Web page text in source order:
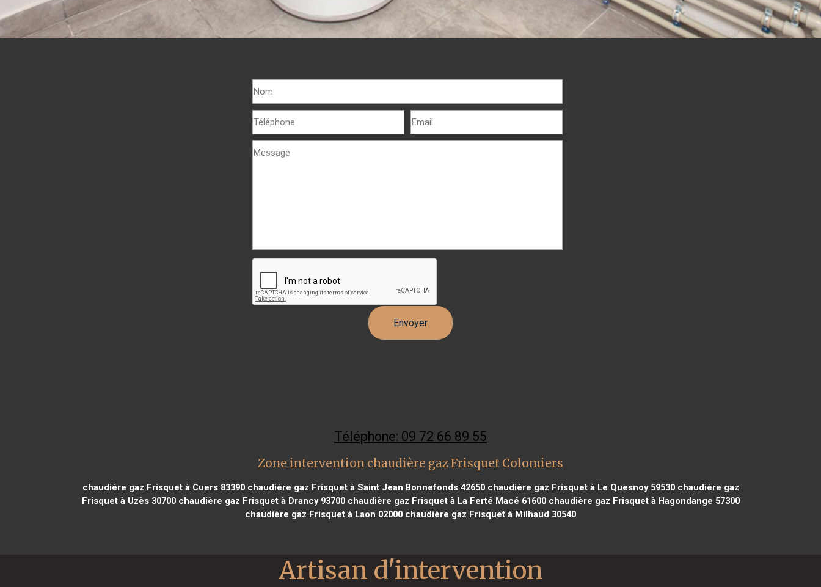
Téléphone: 09 72 66 89 55
Zone intervention chaudière gaz Frisquet Colomiers
chaudière gaz Frisquet à Cuers 83390chaudière gaz Frisquet à Saint Jean Bonnefonds 42650chaudière gaz Frisquet à Le Quesnoy 59530chaudière gaz
Frisquet à Uzès 30700chaudière gaz Frisquet à Drancy 93700chaudière gaz Frisquet à La Ferté Macé 61600chaudière gaz Frisquet à Hagondange 57300
chaudière gaz Frisquet à Laon 02000 chaudière gaz Frisquet à Milhaud 30540
Artisan d'intervention